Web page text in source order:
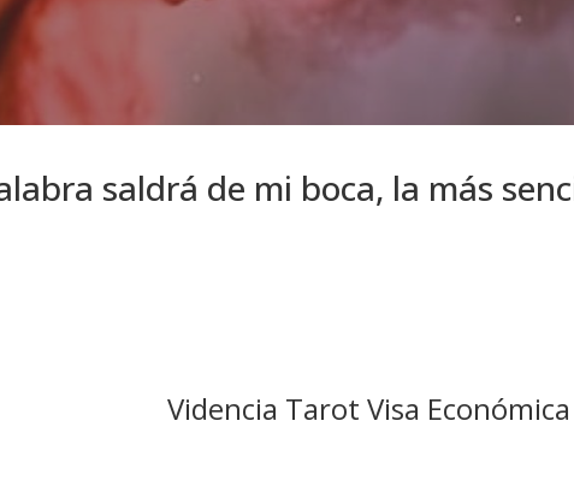
saldrá de mi boca, la más
Videncia Tarot Visa